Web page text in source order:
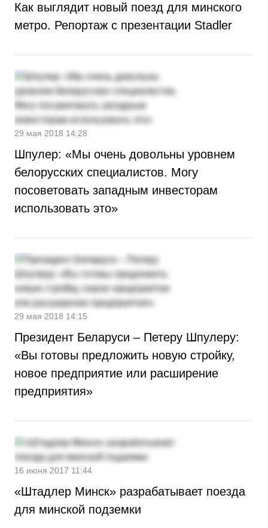
Как выглядит новый поезд для минского
метро. Репортаж с презентации Stadler
29 мая 2018 14:28
Шпулер: «Мы очень довольны уровнем
белорусских специалистов. Могу
посоветовать западным инвесторам
использовать это»
29 мая 2018 14:15
Президент Беларуси – Петеру Шпулеру:
«Вы готовы предложить новую стройку,
новое предприятие или расширение
предприятия»
16 июня 2017 11:44
«Штадлер Минск» разрабатывает поезда
для минской подземки